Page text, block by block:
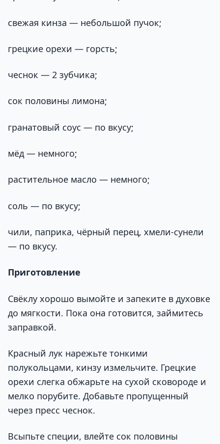
свежая кинза — небольшой пучок;
грецкие орехи — горсть;
чеснок — 2 зубчика;
сок половины лимона;
гранатовый соус — по вкусу;
мёд — немного;
растительное масло — немного;
соль — по вкусу;
чили, паприка, чёрный перец, хмели-сунели
— по вкусу.
Приготовление
Свёклу хорошо вымойте и запеките в духовке
до мягкости. Пока она готовится, займитесь
заправкой.
Красный лук нарежьте тонкими
полукольцами, кинзу измельчите. Грецкие
орехи слегка обжарьте на сухой сковороде и
мелко порубите. Добавьте пропущенный
через пресс чеснок.
Всыпьте специи, влейте сок половины